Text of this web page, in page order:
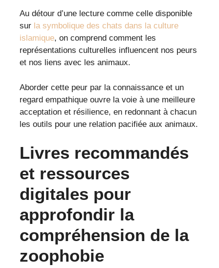
Au détour d’une lecture comme celle disponible
sur la symbolique des chats dans la culture
islamique, on comprend comment les
représentations culturelles influencent nos peurs
et nos liens avec les animaux.
Aborder cette peur par la connaissance et un
regard empathique ouvre la voie à une meilleure
acceptation et résilience, en redonnant à chacun
les outils pour une relation pacifiée aux animaux.
Livres recommandés
et ressources
digitales pour
approfondir la
compréhension de la
zoophobie